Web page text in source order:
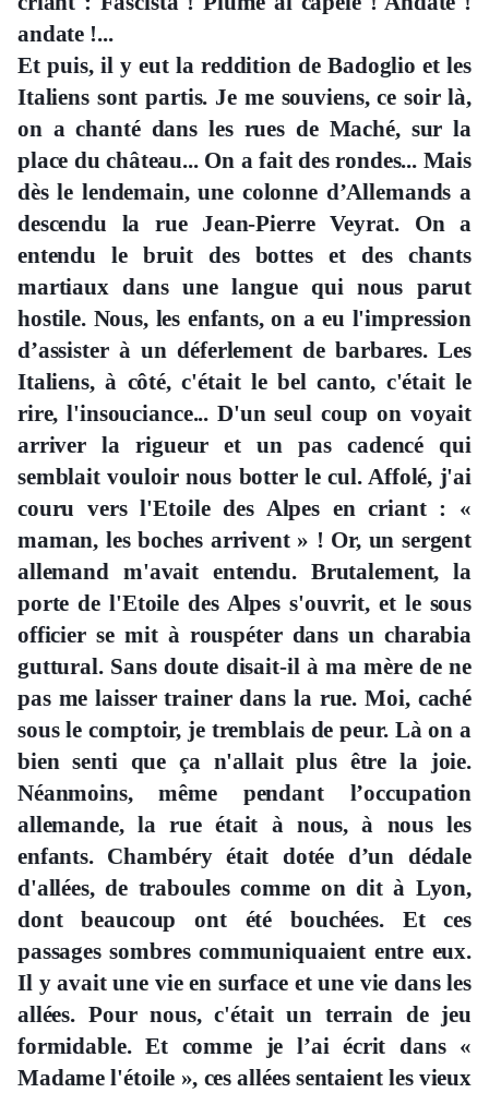
andate !...
Et puis, il y eut la reddition de Badoglio et les
Italiens sont partis. Je me souviens, ce soir là,
on a chanté dans les rues de Maché, sur la
place du château... On a fait des rondes... Mais
dès le lendemain, une colonne d’Allemands a
descendu la rue Jean-Pierre Veyrat. On a
entendu le bruit des bottes et des chants
martiaux dans une langue qui nous parut
hostile. Nous, les enfants, on a eu l'impression
d’assister à un déferlement de barbares. Les
Italiens, à côté, c'était le bel canto, c'était le
rire, l'insouciance... D'un seul coup on voyait
arriver la rigueur et un pas cadencé qui
semblait vouloir nous botter le cul. Affolé, j'ai
couru vers l'Etoile des Alpes en criant : «
maman, les boches arrivent » ! Or, un sergent
allemand m'avait entendu. Brutalement, la
porte de l'Etoile des Alpes s'ouvrit, et le sous
officier se mit à rouspéter dans un charabia
guttural. Sans doute disait-il à ma mère de ne
pas me laisser trainer dans la rue. Moi, caché
sous le comptoir, je tremblais de peur. Là on a
bien senti que ça n'allait plus être la joie.
Néanmoins, même pendant l’occupation
allemande, la rue était à nous, à nous les
enfants. Chambéry était dotée d’un dédale
d'allées, de traboules comme on dit à Lyon,
dont beaucoup ont été bouchées. Et ces
passages sombres communiquaient entre eux.
Il y avait une vie en surface et une vie dans les
allées. Pour nous, c'était un terrain de jeu
formidable. Et comme je l’ai écrit dans «
Madame l'étoile », ces allées sentaient les vieux